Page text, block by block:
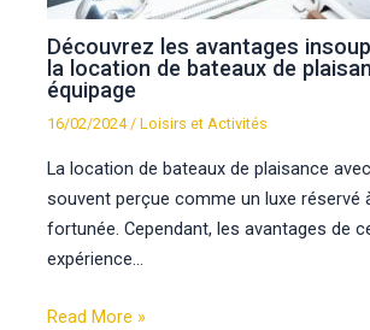
Découvrez les avantages
la location de bateaux de
équipage
16/02/2024/Loisirs et Activités
La location de bateaux de plaisance
souvent perçue comme un luxe réservé
fortunée. Cependant, les avantages de
expérience…
Read More »